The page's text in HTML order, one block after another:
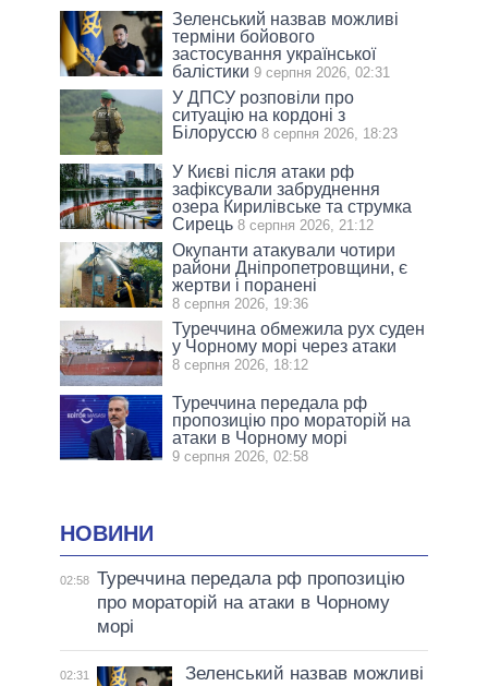
Зеленський назвав можливі
терміни бойового
застосування української
балістики 9 серпня 2026, 02:31
У ДПСУ розповіли про
ситуацію на кордоні з
Білоруссю 8 серпня 2026, 18:23
У Києві після атаки рф
зафіксували забруднення
озера Кирилівське та струмка
Сирець 8 серпня 2026, 21:12
Окупанти атакували чотири
райони Дніпропетровщини, є
жертви і поранені
8 серпня 2026, 19:36
Туреччина обмежила рух суден
у Чорному морі через атаки
8 серпня 2026, 18:12
Туреччина передала рф
пропозицію про мораторій на
атаки в Чорному морі
9 серпня 2026, 02:58
НОВИНИ
02:58 Туреччина передала рф пропозицію
про мораторій на атаки в Чорному
морі
02:31
Зеленський назвав можливі